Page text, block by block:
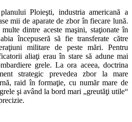
Ploieşti, industria americană a
mii de aparate de zbor în fiecare lună.
dintre aceste maşini, staţionate în
începuseră să fie transferate către
militare de peste mări. Pentru
aliaţi erau în stare să adune mai
grele. La ora aceea, doctrina
strategic prevedea zbor la mare
raid în formaţie, cu număr mare de
şi având la bord mari „greutăţi utile“